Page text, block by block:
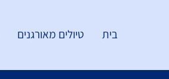
בית טיולים מאורגנים